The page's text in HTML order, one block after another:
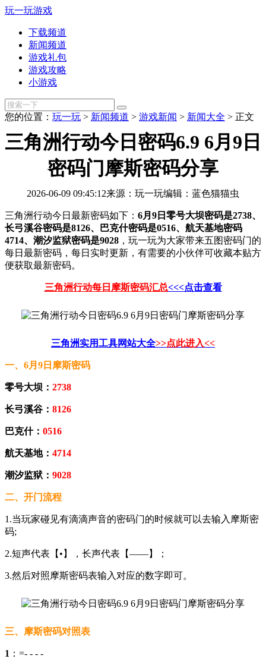
玩一玩游戏
下载频道
新闻频道
游戏礼包
游戏攻略
小游戏
您的位置： 玩一玩 > 新闻频道 > 游戏新闻 > 新闻大全 > 正文
三角洲行动今日密码6.9 6月9日
密码门摩斯密码分享
2026-06-09 09:45:12来源：玩一玩编辑：蓝色猫猫虫
三角洲行动今日最新密码如下： 6月9日 零号大坝密码是2738、
长弓溪谷密码是8126、巴克什密码是0516、航天基地密码
4714、潮汐监狱密码是9028 ，玩一玩为大家带来五图密码门的
每日最新密码，每日实时更新，有需要的小伙伴可收藏本贴方
便获取最新密码。
三角洲行动每日摩斯密码汇总<<<点击查看
三角洲实用工具网站大全>>点此进入<<
一、6月9日摩斯密码
零号大坝： 2738
长弓溪谷： 8126
巴克什： 0516
航天基地： 4714
潮汐监狱： 9028
二、开门流程
1.当玩家碰见有滴滴声音的密码门的时候就可以去输入摩斯密
码;
2.短声代表【•】，长声代表【——】；
3.然后对照摩斯密码表输入对应的数字即可。
三、摩斯密码对照表
1 ：=- - - -